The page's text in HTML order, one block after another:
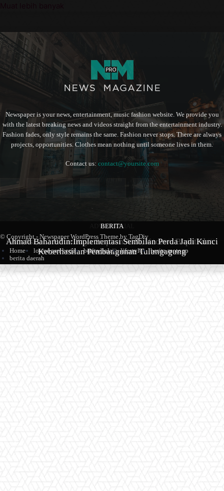
ADVERTORIAL
Kampung Coklat Harlah ke -12 Th 2026, 1.700 Anak PAUD-
TK Ramaikan Lomba Mewarna
BERITA
Aliansi 212 Blitar Raya Siapkan Aksi, Kecewa Bupati dan
Ketua Dewan
BERITA
Ahmad Baharudin:Implementasi Sembilan Perda Jadi Kunci
Keberhasilan Pembangunan Tulungagung
Newspaper is your news, entertainment, music fashion website. We provide you
with the latest breaking news and videos straight from the entertainment industry.
Fashion fades, only style remains the same. Fashion never stops. There are always
projects, opportunities. Clothes mean nothing until someone lives in them.
Contact us: contact@yoursite.com
© Copyright - Newspaper WordPress Theme by TagDiv
Home
lowongan kerja berita bola lifestyle
berita motogp
berita daerah